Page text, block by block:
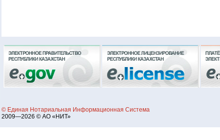
© Единая Нотариальная Информационная Система
2009—2026 © АО «НИТ»